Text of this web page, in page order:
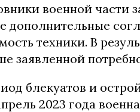
военной
дополнительные
техники. В
заявленной
блекуатов и
2023 года